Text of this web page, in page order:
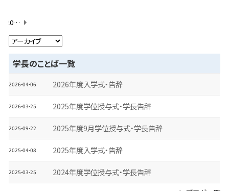
2022年度入学式・告辞
学長のことば一覧
2026-04-06 2026年度入学式・告辞
2026-03-25 2025年度学位授与式・学長告辞
2025-09-22 2025年度9月学位授与式・学長告辞
2025-04-08 2025年度入学式・告辞
2025-03-25
2024年度学位授与式・学長告辞